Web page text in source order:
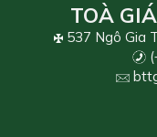
TOÀ
537 Ngô Gia